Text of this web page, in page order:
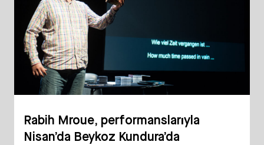
Rabih Mroue, performanslarıyla
Nisan’da Beykoz Kundura’da